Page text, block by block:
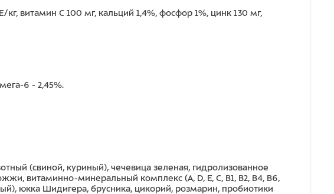
витамин С 100 мг, кальций 1,4%, фосфор 1%, цинк 130 мг,
6 - 2,45%.
(свиной, куриный), чечевица зеленая, гидролизованное
витаминно-минеральный комплекс (A, D, E, C, B1, B2, B4, B6,
юкка Шидигера, брусника, цикорий, розмарин, пробиотики